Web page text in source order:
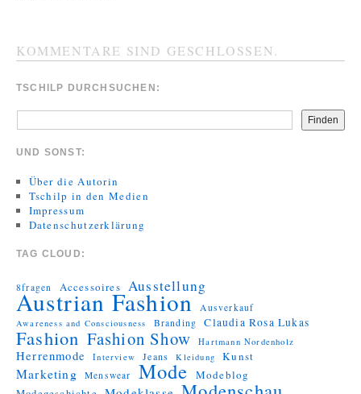
KOMMENTARE SIND GESCHLOSSEN.
TSCHILP DURCHSUCHEN:
Finden
UND SONST:
Über die Autorin
Tschilp in den Medien
Impressum
Datenschutzerklärung
TAG CLOUD:
8fragen Accessoires Ausstellung
Austrian Fashion Ausverkauf
Awareness and Consciousness Branding Claudia Rosa Lukas
Fashion Fashion Show Hartmann Nordenholz
Herrenmode Interview Jeans Kleidung Kunst
Marketing Menswear Mode Modeblog